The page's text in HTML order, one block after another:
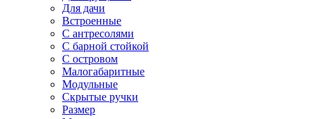
Для дачи
Встроенные
С антресолями
С барной стойкой
С островом
Малогабаритные
Модульные
Скрытые ручки
Размер